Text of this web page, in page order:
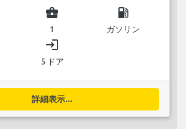
business_center
1
local_gas_station
ガソリン
login
5 ドア
詳細表示...